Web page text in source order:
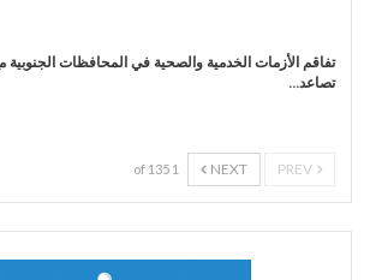
تفاقم الأزمات الخدمية والصحية في المحافظات الجنوبية
تصاعد…
NEXT
1 of 135